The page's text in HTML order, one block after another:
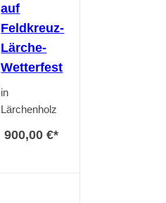
auf
Feldkreuz-
Lärche-
Wetterfest
in
Lärchenholz
900,00 €*